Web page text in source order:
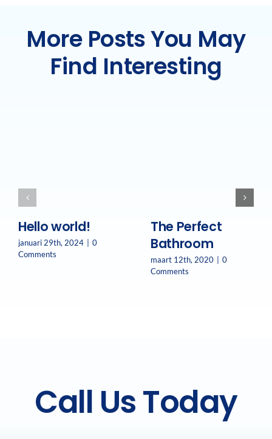
More Posts You May
Find Interesting
Hello world!
januari 29th, 2024
0
Comments
The Perfect
Bathroom
maart 12th, 2020
0
Comments
Call Us Today